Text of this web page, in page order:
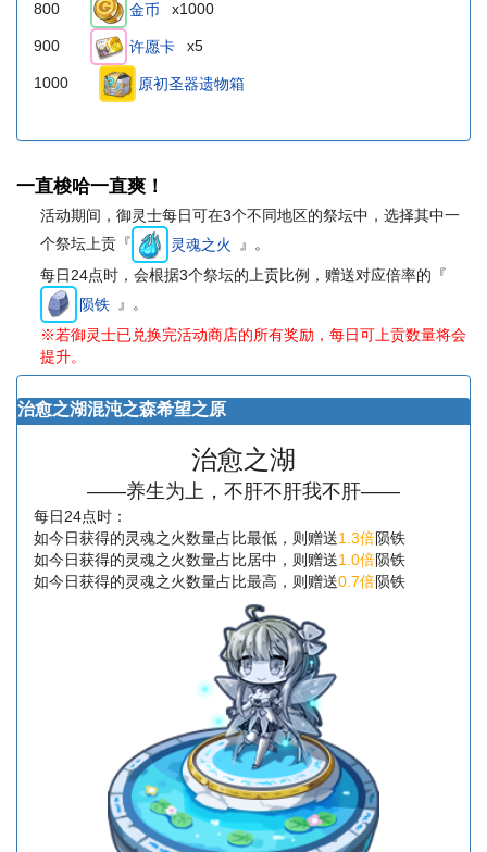
800 金币 x1000
900 许愿卡 x5
1000 原初圣器遗物箱
一直梭哈一直爽！
活动期间，御灵士每日可在3个不同地区的祭坛中，选择其中一
个祭坛上贡『
灵魂之火
』。
每日24点时，会根据3个祭坛的上贡比例，赠送对应倍率的『
陨铁
』。
※若御灵士已兑换完活动商店的所有奖励，每日可上贡数量将会
提升。
治愈之湖混沌之森希望之原
治愈之湖
——养生为上，不肝不肝我不肝——
每日24点时：
如今日获得的灵魂之火数量占比最低，则赠送1.3倍陨铁
如今日获得的灵魂之火数量占比居中，则赠送1.0倍陨铁
如今日获得的灵魂之火数量占比最高，则赠送0.7倍陨铁